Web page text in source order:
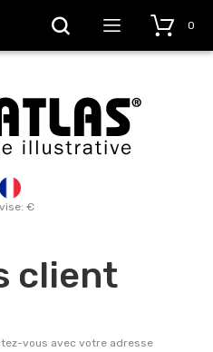
€
0
client
vous avec votre adresse